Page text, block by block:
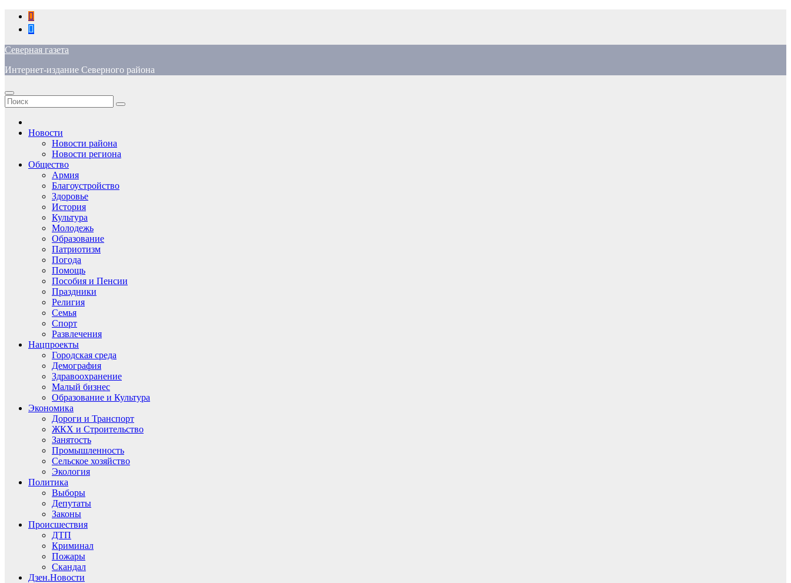
Перейти
содержимому
Северная газета
Интернет-издание Северного района
Новости
Новости района
Новости региона
Общество
Армия
Благоустройство
Здоровье
История
Культура
Молодежь
Образование
Патриотизм
Погода
Помощь
Пособия и Пенсии
Праздники
Религия
Семья
Спорт
Развлечения
Нацпроекты
Городская среда
Демография
Здравоохранение
Малый бизнес
Образование и Культура
Экономика
Дороги и Транспорт
ЖКХ и Строительство
Занятость
Промышленность
Сельское хозяйство
Экология
Политика
Выборы
Депутаты
Законы
Происшествия
ДТП
Криминал
Пожары
Скандал
Дзен.Новости